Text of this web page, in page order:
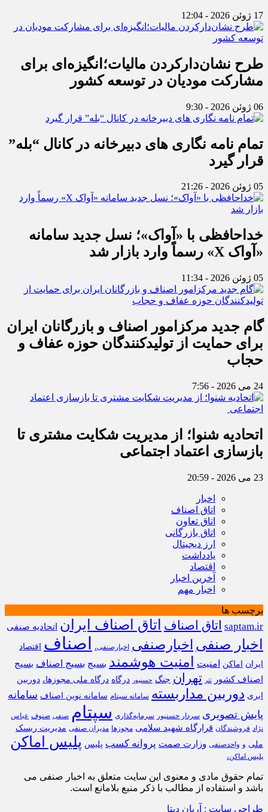
17 ژوئن 2026 - 12:04
طرح نشان‌دارکردن مالیات؛انگیزه‌ای برای
مشارکت مودیان در توسعه کشور
06 ژوئن 2026 - 9:30
تمام نامه نگاری های دبیرخانه در کانال “بله”
قرار گیرد
05 ژوئن 2026 - 21:26
خداحافظی با «آواک»؛ نسل جدید سامانه
«آواک X» رسماً وارد بازار شد
05 ژوئن 2026 - 11:34
گام جدید مرکزامور اصناف و بازرگانان ایران
برای حمایت از تولیدکنندگان حوزه عفاف و
حجاب
24 می 2026 - 7:56
اتحادیه شنوا؛ از مدیریت شکایت مشتری تا
بازسازی اعتماد اجتماعی ‌
23 می 2026 - 20:59
اخبار
اتاق اصناف
اتاق تعاون
اتاق بازرگانی
ارز دیجیتال
یادداشت
اقتصاد
آخرین اخبار
اخبار مهم
برچسب ها
saptam.ir اتاق اصناف اتاق اصناف ایران اتحادیه صنفی
اخبار صنفی اخبارصنفی اخبارصنفی، اصناف
اقتصاد
ایران
اماکن امنیت امنیت هوشمند بسیج بسیج اصناف بسیج
اصناف کشور
تتر تهران جنگ حسنپور درگاه درگاه ملی مجوزها، دوربین
ابری دوربین مداربسته سامانه سپتام سامانه نوین اصناف سامانه
پایش تصویری سردار حسنپور سرمایه‌گذاری سپتام صنفی صنوف عباس
نژاد فروشندگان قرارگاه شهید سلامی مجوزها مدیران صنفی مدیریت ریسک
ملی و واحدصنفی وزارت صمت پروانه کسب پلیس پلیس اماکن
پلیس اماکن،
تمام حقوق مادی و معنوی این سایت متعلق به اخبار صنفی می
باشد و استفاده از مطالب با ذکر منبع بلامانع است.
طراحی سایت : آریان دیتا